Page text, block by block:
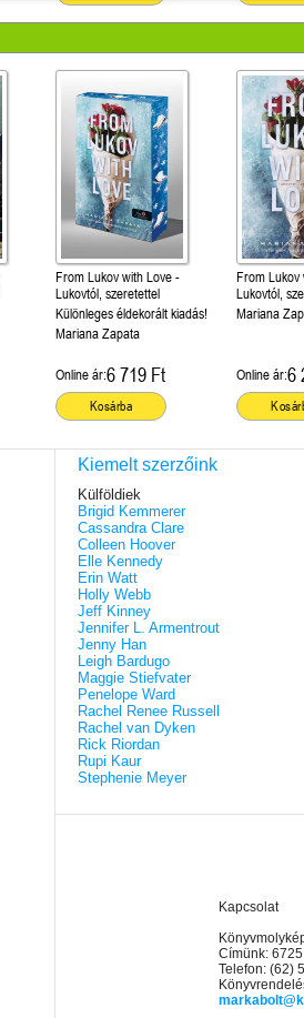
From Lukov with Love -
Lukovtól, szeretettel
Különleges éldekorált kiadás!
Mariana Zapata
Online ár:6 719 Ft
Kosárba
From Lukov
Lukovtól,
Mariana
Online ár:6
Kiemelt szerzőink
Külföldiek
Brigid Kemmerer
Cassandra Clare
Colleen Hoover
Elle Kennedy
Erin Watt
Holly Webb
Jeff Kinney
Jennifer L. Armentrout
Jenny Han
Leigh Bardugo
Maggie Stiefvater
Penelope Ward
Rachel Renee Russell
Rachel van Dyken
Rick Riordan
Rupi Kaur
Stephenie Meyer
Kapcsolat
Címünk:
Telefon: (62)